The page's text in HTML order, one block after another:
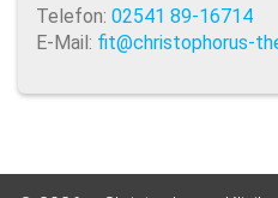
Telefon: 02541 89-16714
E-Mail: fit@christophorus-